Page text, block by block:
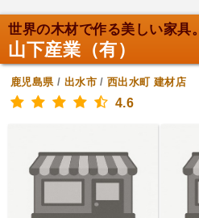
世界の木材で作る美しい家具。
山下産業（有）
鹿児島県/ 出水市/西出水町 建材店
4.6